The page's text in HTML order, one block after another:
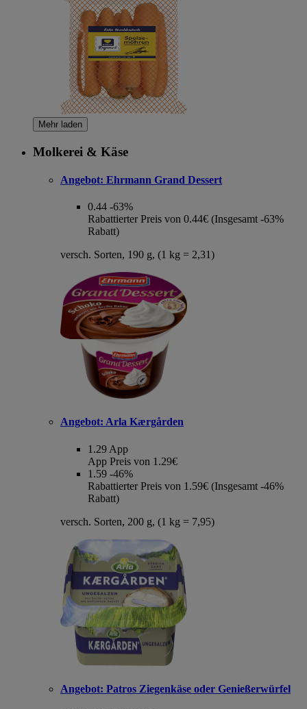
Mehr laden
Molkerei & Käse
Angebot: Ehrmann Grand Dessert
0.44 -63%
Rabattierter Preis von 0.44€ (Insgesamt -63%
Rabatt)
versch. Sorten, 190 g, (1 kg = 2,31)
Angebot: Arla Kærgården
1.29 App
App Preis von 1.29€
1.59 -46%
Rabattierter Preis von 1.59€ (Insgesamt -46%
Rabatt)
versch. Sorten, 200 g, (1 kg = 7,95)
Angebot: Patros Ziegenkäse oder Genießerwürfel